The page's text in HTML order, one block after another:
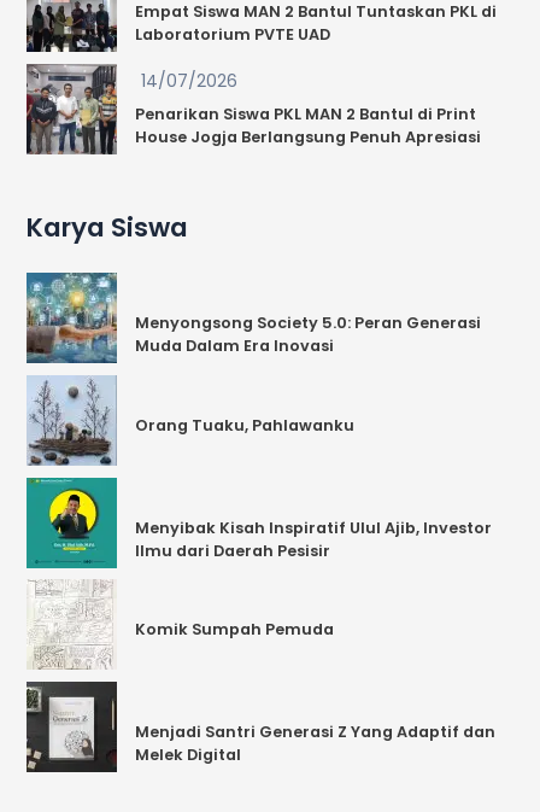
Empat Siswa MAN 2 Bantul Tuntaskan PKL di
Laboratorium PVTE UAD
Penarikan Siswa PKL MAN 2 Bantul di Print
House Jogja Berlangsung Penuh Apresiasi
14/07/2026
Karya Siswa
Menyongsong Society 5.0: Peran Generasi
Muda Dalam Era Inovasi
Orang Tuaku, Pahlawanku
Menyibak Kisah Inspiratif Ulul Ajib, Investor
Ilmu dari Daerah Pesisir
Komik Sumpah Pemuda
Menjadi Santri Generasi Z Yang Adaptif dan
Melek Digital